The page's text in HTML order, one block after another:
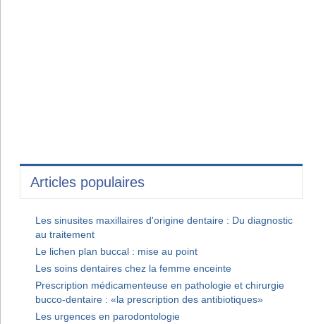
Articles populaires
Les sinusites maxillaires d'origine dentaire : Du diagnostic
au traitement
Le lichen plan buccal : mise au point
Les soins dentaires chez la femme enceinte
Prescription médicamenteuse en pathologie et chirurgie
bucco-dentaire : «la prescription des antibiotiques»
Les urgences en parodontologie